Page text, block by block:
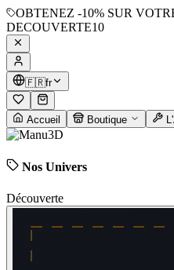
OBTENEZ -10% SUR
DECOUVERTE10
🇫🇷fr
Accueil Boutique
Nos Univers
Découverte